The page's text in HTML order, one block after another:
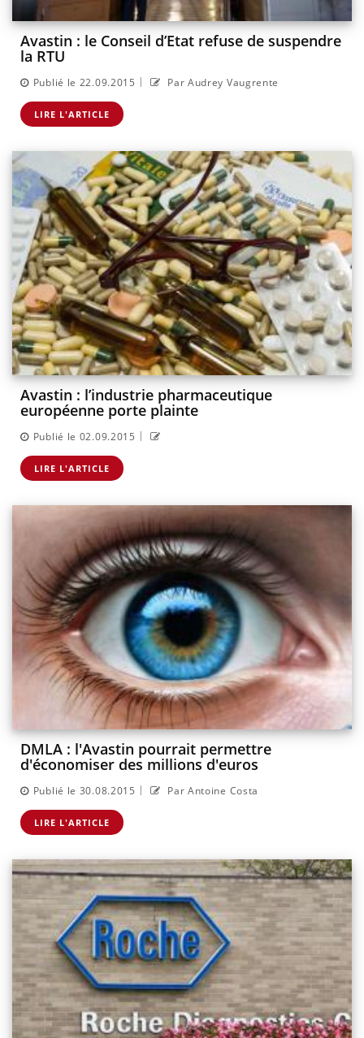
Avastin : le Conseil d’Etat refuse de suspendre
la RTU
Publié le 22.09.2015 | Par Audrey Vaugrente
LIRE L'ARTICLE
Avastin : l’industrie pharmaceutique
européenne porte plainte
Publié le 02.09.2015 |
LIRE L'ARTICLE
DMLA : l'Avastin pourrait permettre
d'économiser des millions d'euros
Publié le 30.08.2015 | Par Antoine Costa
LIRE L'ARTICLE